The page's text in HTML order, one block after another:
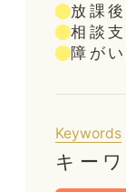
放課
相談
障が
Keywords
キー